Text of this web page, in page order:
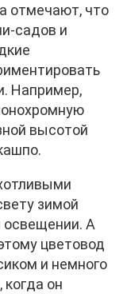
отмечают, что
садов и
Например,
высотой
зимой
А
цветовод
и немного
когда он